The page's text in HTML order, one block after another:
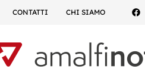
CONTATTI CHI SIAMO